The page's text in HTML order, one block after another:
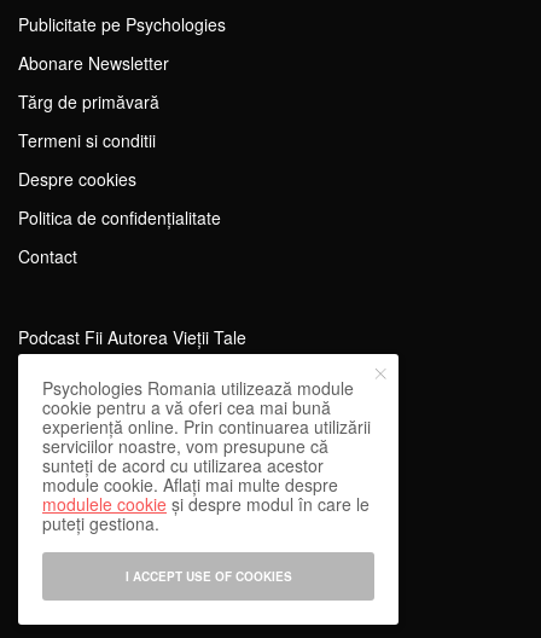
Publicitate pe Psychologies
Abonare Newsletter
Tărg de primăvară
Termeni si conditii
Despre cookies
Politica de confidențialitate
Contact
Podcast Fii Autorea Vieții Tale
Evenimente Fii Autoarea Vieții Tale!
SportEdu
Antrenament Mental pentru Sportivi
Learning Network
WEnough
Reward & Engage
Psychologies Romania utilizează module
cookie pentru a vă oferi cea mai bună
experiență online. Prin continuarea utilizării
serviciilor noastre, vom presupune că
sunteți de acord cu utilizarea acestor
module cookie. Aflați mai multe despre
modulele cookie și despre modul în care le
puteți gestiona.
I ACCEPT USE OF COOKIES